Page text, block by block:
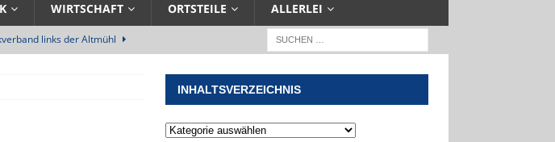
WIRTSCHAFT ORTSTEILE ALLERLEI
links der Altmühl
Brand im Solnhofener
INHALTSVERZEICHNIS